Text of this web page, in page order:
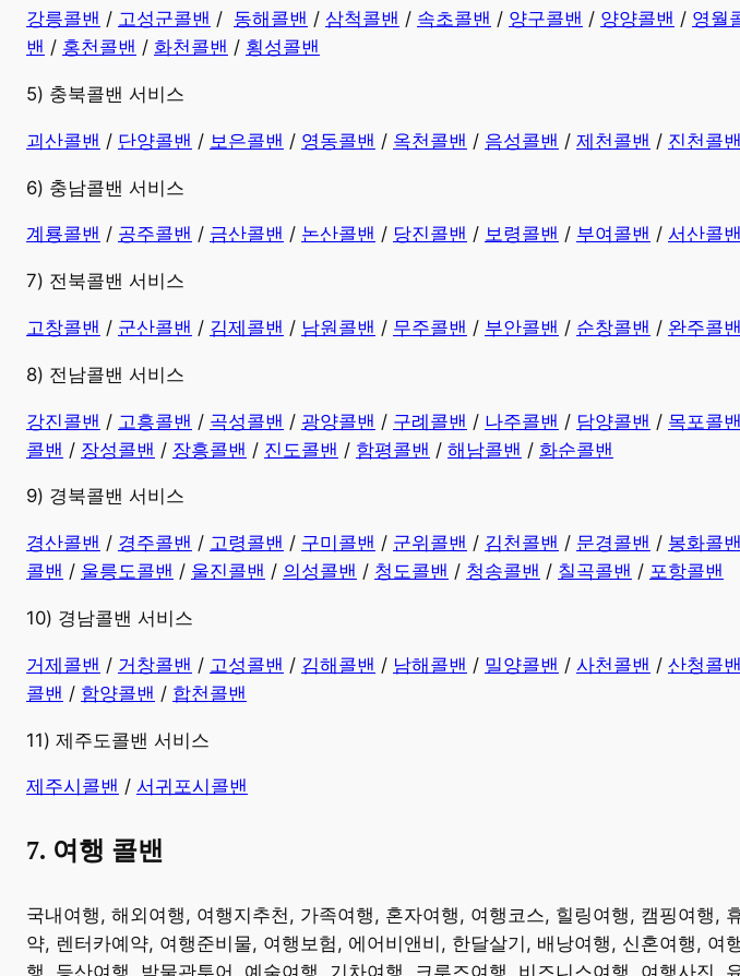
강릉콜밴 / 고성군콜밴 / 동해콜밴 / 삼척콜밴 / 속초콜밴 / 양구콜밴 / 양양콜밴 / 영월
밴 / 홍천콜밴 / 화천콜밴 / 횡성콜밴
5) 충북콜밴 서비스
괴산콜밴 / 단양콜밴 / 보은콜밴 / 영동콜밴 / 옥천콜밴 / 음성콜밴 / 제천콜밴 / 진천콜밴
6) 충남콜밴 서비스
계룡콜밴 / 공주콜밴 / 금산콜밴 / 논산콜밴 / 당진콜밴 / 보령콜밴 / 부여콜밴 / 서산콜밴
7) 전북콜밴 서비스
고창콜밴 / 군산콜밴 / 김제콜밴 / 남원콜밴 / 무주콜밴 / 부안콜밴 / 순창콜밴 / 완주콜밴
8) 전남콜밴 서비스
강진콜밴 / 고흥콜밴 / 곡성콜밴 / 광양콜밴 / 구례콜밴 / 나주콜밴 / 담양콜밴 / 목포콜밴
콜밴 / 장성콜밴 / 장흥콜밴 / 진도콜밴 / 함평콜밴 / 해남콜밴 / 화순콜밴
9) 경북콜밴 서비스
경산콜밴 / 경주콜밴 / 고령콜밴 / 구미콜밴 / 군위콜밴 / 김천콜밴 / 문경콜밴 / 봉화콜밴
콜밴 / 울릉도콜밴 / 울진콜밴 / 의성콜밴 / 청도콜밴 / 청송콜밴 / 칠곡콜밴 / 포항콜밴
10) 경남콜밴 서비스
​거제콜밴 / 거창콜밴 / 고성콜밴 / 김해콜밴 / 남해콜밴 / 밀양콜밴 / 사천콜밴 / 산청콜밴
콜밴 / 함양콜밴 / 합천콜밴
11) 제주도콜밴 서비스
제주시콜밴 / 서귀포시콜밴
7. 여행 콜밴
국내여행, 해외여행, 여행지추천, 가족여행, 혼자여행, 여행코스, 힐링여행, 캠핑여행,
약, 렌터카예약, 여행준비물, 여행보험, 에어비앤비, 한달살기, 배낭여행, 신혼여행,